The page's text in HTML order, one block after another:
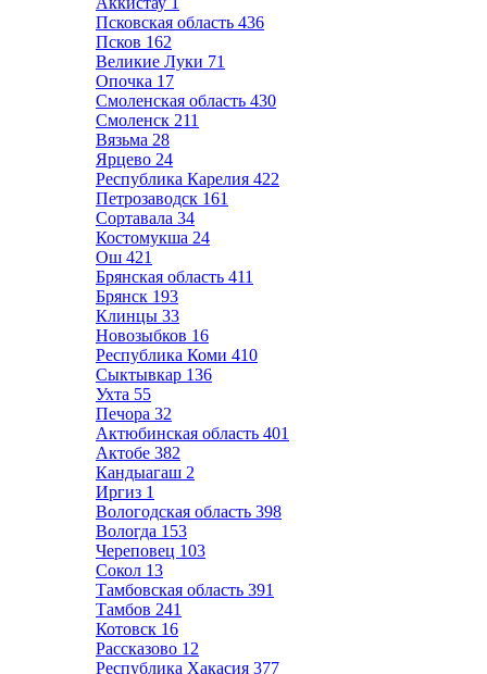
Псковская область 436
Псков 162
Великие Луки 71
Опочка 17
Смоленская область 430
Смоленск 211
Вязьма 28
Ярцево 24
Республика Карелия 422
Петрозаводск 161
Сортавала 34
Костомукша 24
Ош 421
Брянская область 411
Брянск 193
Клинцы 33
Новозыбков 16
Республика Коми 410
Сыктывкар 136
Ухта 55
Печора 32
Актюбинская область 401
Актобе 382
Кандыагаш 2
Иргиз 1
Вологодская область 398
Вологда 153
Череповец 103
Сокол 13
Тамбовская область 391
Тамбов 241
Котовск 16
Рассказово 12
Республика Хакасия 377